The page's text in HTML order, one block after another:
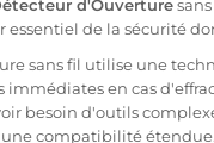
d'Ouverture
essentiel de la sécurité
sans fil utilise une
immédiates en cas
besoin d'outils
compatibilité